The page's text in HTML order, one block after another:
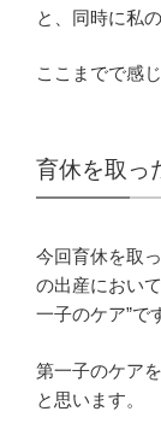
と、同時に私
ここまでで感
育休を取っ
今回育休を取
の出産におい
一子のケア”で
第一子のケア
と思います。